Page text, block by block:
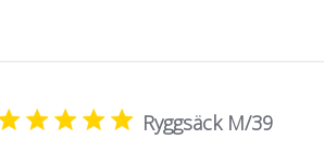
Ryggsäck M/39